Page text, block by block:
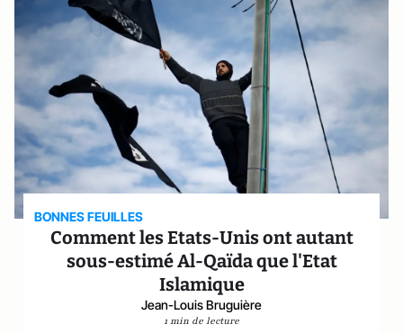
BONNES FEUILLES
Comment les Etats-Unis ont autant
sous-estimé Al-Qaïda que l'Etat
Islamique
Jean-Louis Bruguière
1 min de lecture